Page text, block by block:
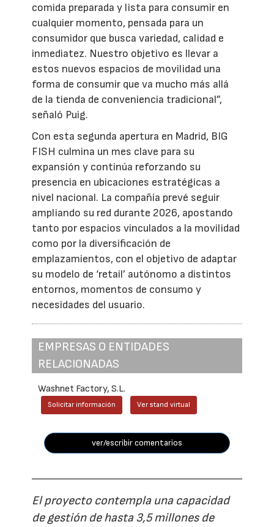
comida preparada y lista para consumir en
cualquier momento, pensada para un
consumidor que busca variedad, calidad e
inmediatez. Nuestro objetivo es llevar a
estos nuevos espacios de movilidad una
forma de consumir que va mucho más allá
de la tienda de conveniencia tradicional”,
señaló Puig.
Con esta segunda apertura en Madrid, BIG
FISH culmina un mes clave para su
expansión y continúa reforzando su
presencia en ubicaciones estratégicas a
nivel nacional. La compañía prevé seguir
ampliando su red durante 2026, apostando
tanto por espacios vinculados a la movilidad
como por la diversificación de
emplazamientos, con el objetivo de adaptar
su modelo de ‘retail’ autónomo a distintos
entornos, momentos de consumo y
necesidades del usuario.
EMPRESAS O ENTIDADES
RELACIONADAS
Washnet Factory, S.L.
Solicitar información Ver stand virtual
ver/escribir comentarios
El proyecto contempla una capacidad
de gestión de hasta 3,5 millones de